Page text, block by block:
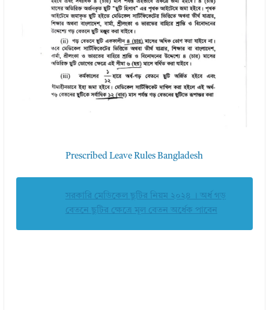
Prescribed Leave Rules Bangladesh
সরকারি মেডিকেল ছুটির নিয়ম ২০২৪ । অর্ধ গড়
বেতনে ছুটির ক্ষেত্রে মূল বেতন অর্ধেক পাবেন